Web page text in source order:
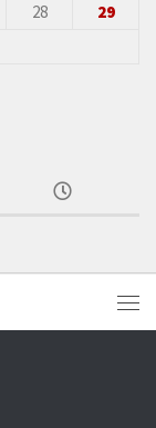
28
29